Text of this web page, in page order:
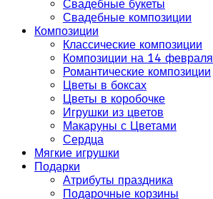
Свадебные букеты
Свадебные композиции
Композиции
Классические композиции
Композиции на 14 февраля
Романтические композиции
Цветы в боксах
Цветы в коробочке
Игрушки из цветов
Макаруны с Цветами
Сердца
Мягкие игрушки
Подарки
Атрибуты праздника
Подарочные корзины